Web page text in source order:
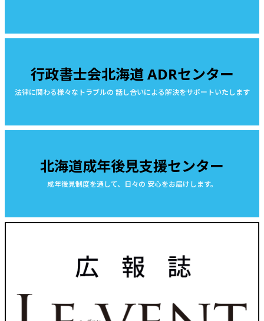
行政書士会北海道 ADRセンター
法律に関わる様々なトラブルの 話し合いによる解決をサポートいたします
北海道成年後見支援センター
成年後見制度を通して、日々の 安心をお届けします。